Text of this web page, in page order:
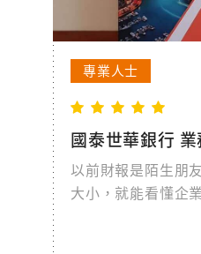
專業人士
國泰世華銀行
以前財報是陌生朋
大小，就能看懂企